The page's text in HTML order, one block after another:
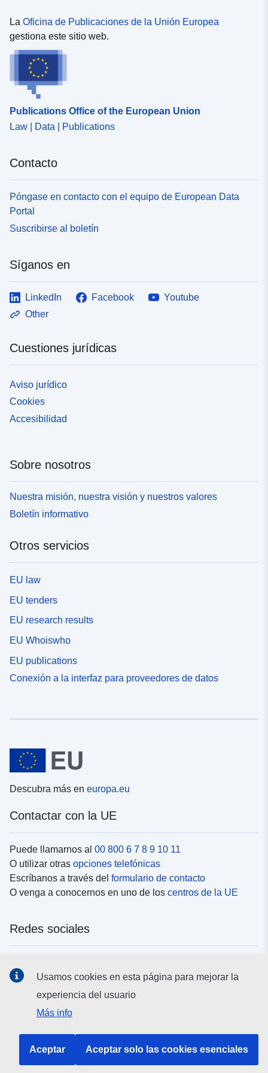
La Oficina de Publicaciones de la Unión Europea
gestiona este sitio web.
Publications Office of the European Union
Law | Data | Publications
Contacto
Póngase en contacto con el equipo de European Data
Portal
Suscribirse al boletín
Síganos en
LinkedIn Facebook
Youtube
Other
Cuestiones jurídicas
Aviso jurídico
Cookies
Accesibilidad
Sobre nosotros
Nuestra misión, nuestra visión y nuestros valores
Boletín informativo
Otros servicios
EU law
EU tenders
EU research results
EU Whoiswho
EU publications
Conexión a la interfaz para proveedores de datos
Descubra más en europa.eu
Contactar con la UE
Puede llamarnos al 00 800 6 7 8 9 10 11
O utilizar otras opciones telefónicas
Escríbanos a través del formulario de contacto
O venga a conocernos en uno de los centros de la UE
Redes sociales
Instituciones y organismos de la UE
Usamos cookies en esta página para mejorar la
experiencia del usuario
Más info
Aceptar Aceptar solo las cookies esenciales